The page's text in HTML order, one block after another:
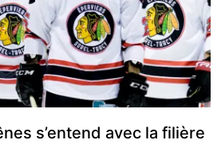
s’entend avec la filière